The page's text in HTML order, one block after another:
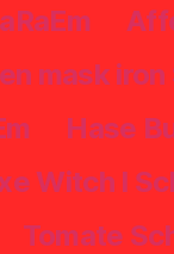
mask iron
Hase
Witch I
Tomate